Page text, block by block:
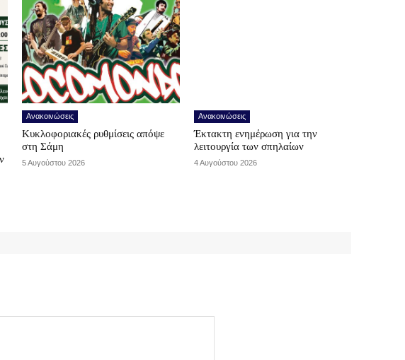
Ανακοινώσεις
Κυκλοφοριακές ρυθμίσεις απόψε
στη Σάμη
5 Αυγούστου 2026
Ανακοινώσεις
Έκτακτη ενημέρωση για την
λειτουργία των σπηλαίων
4 Αυγούστου 2026